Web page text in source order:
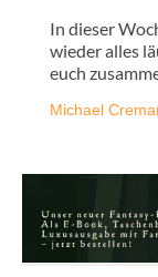
In dieser
wieder alles
euch
Michael